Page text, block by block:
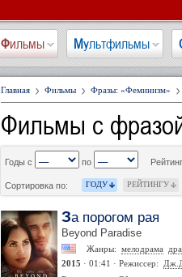
Фильмы Мультфильмы
Главная Фильмы Фразы: «Феминизм»
Фильмы с
Годы с по
Сортировка по: ГОДУ РЕЙТИНГУ
За порогом рая
Beyond Paradise
Жанры: мелодрама
2015 · 01:41 · Режиссер: